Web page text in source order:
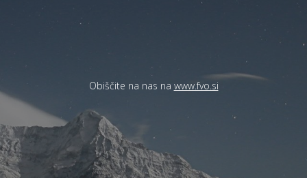
Obiščite na nas na www.fvo.si